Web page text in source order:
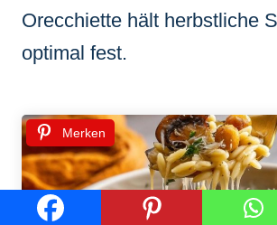
Orecchiette hält herbstliche
optimal fest.
Merken